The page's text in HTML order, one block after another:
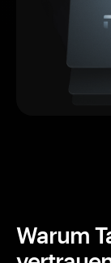
Warum